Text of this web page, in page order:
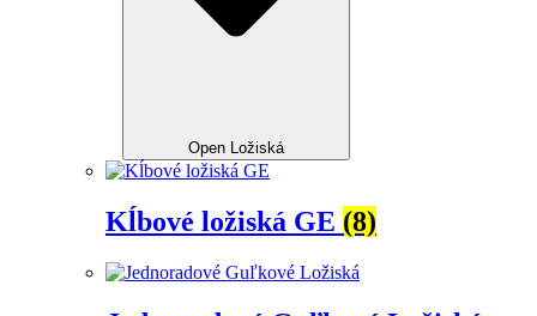
Open Ložiská
Kĺbové ložiská GE (8)